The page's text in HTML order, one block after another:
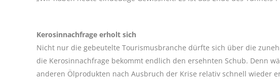
Kerosinnachfrage erholt sich
Nicht nur die gebeutelte Tourismusbranche dürfte sich über die
die Kerosinnachfrage bekommt endlich den ersehnten Schub. Denn
anderen Ölprodukten nach Ausbruch der Krise relativ schnell wieder